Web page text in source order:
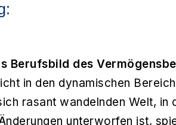
Berufsbild des
in den dynamischen
rasant wandelnden Welt,
unterworfen ist,